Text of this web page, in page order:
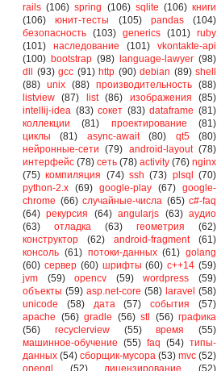
rails (106) spring (106) sqlite (106) книги
(106)
юнит-тесты (105) pandas
(104)
безопасность (103) generics (101) ruby
(101)
наследование (101)
vkontakte-api
(100) bootstrap (98) language-lawyer (98)
dll (93) gcc (91) http (90) debian (89) shell
(88) unix (88) производительность (88)
listview
(87) list (86) изображения
(85)
intellij-idea (83) сокет (83) dataframe (81)
коллекции
(81) проектирование
(81)
циклы
(81) async-await (80) qt5
(80)
нейронные-сети (79) android-layout (78)
интерфейс (78) сеть (78) activity (76) nginx
(75) компиляция (74) ssh (73) plsql (70)
python-2.x (69) google-play (67) google-
chrome (66) случайные-числа (65) c#-faq
(64) рекурсия (64) angularjs (63) аудио
(63)
отладка (63) геометрия
(62)
конструктор
(62) android-fragment
(61)
консоль (61) потоки-данных (61) golang
(60) сервер (60) шрифты (60) c++14 (59)
jvm
(59) opencv (59) wordpress
(59)
объекты (59) asp.net-core (58) laravel (58)
unicode
(58) дата (57) события
(57)
apache (56) gradle (56) stl (56) графика
(56)
recyclerview (55) время
(55)
машинное-обучение (55) faq (54) типы-
данных (54) сборщик-мусора (53) mvc (52)
opengl
(52) лицензирование
(52)